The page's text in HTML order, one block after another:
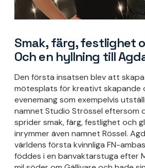
Smak, färg, festlighet
Och en hyllning till
Den första insatsen blev att
mötesplats för kreativt skapande
evenemang som exempelvis
namnet Studio Strössel eftersom
sprider smak, färg, festlighet och
inrymmer även namnet Rössel.
världens första kvinnliga FN-
föddes i en banvaktarstuga efter